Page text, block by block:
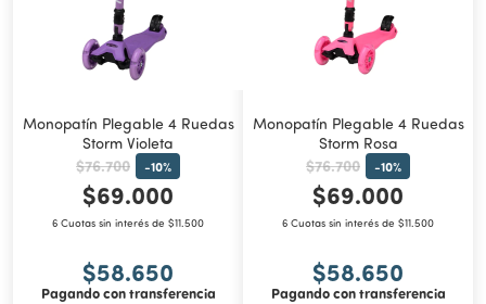
Monopatín Plegable 4 Ruedas
Storm Violeta
$76.700 -10%
$69.000
6 Cuotas sin interés de $11.500
$58.650
Pagando con transferencia
Monopatín Plegable 4 Ruedas
Storm Rosa
$76.700 -10%
$69.000
6 Cuotas sin interés de $11.500
$58.650
Pagando con transferencia